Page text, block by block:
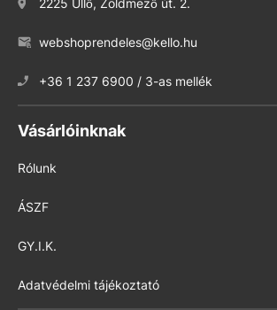
webshoprendeles@kello.hu
+36 1 237 6900 / 3-as mellék
Vásárlóinknak
Rólunk
ÁSZF
GY.I.K.
Adatvédelmi tájékoztató